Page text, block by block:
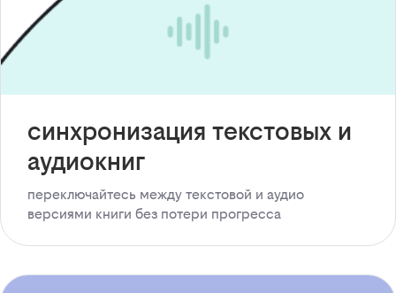
синхронизация текстовых и
аудиокниг
переключайтесь между текстовой и аудио
версиями книги без потери прогресса